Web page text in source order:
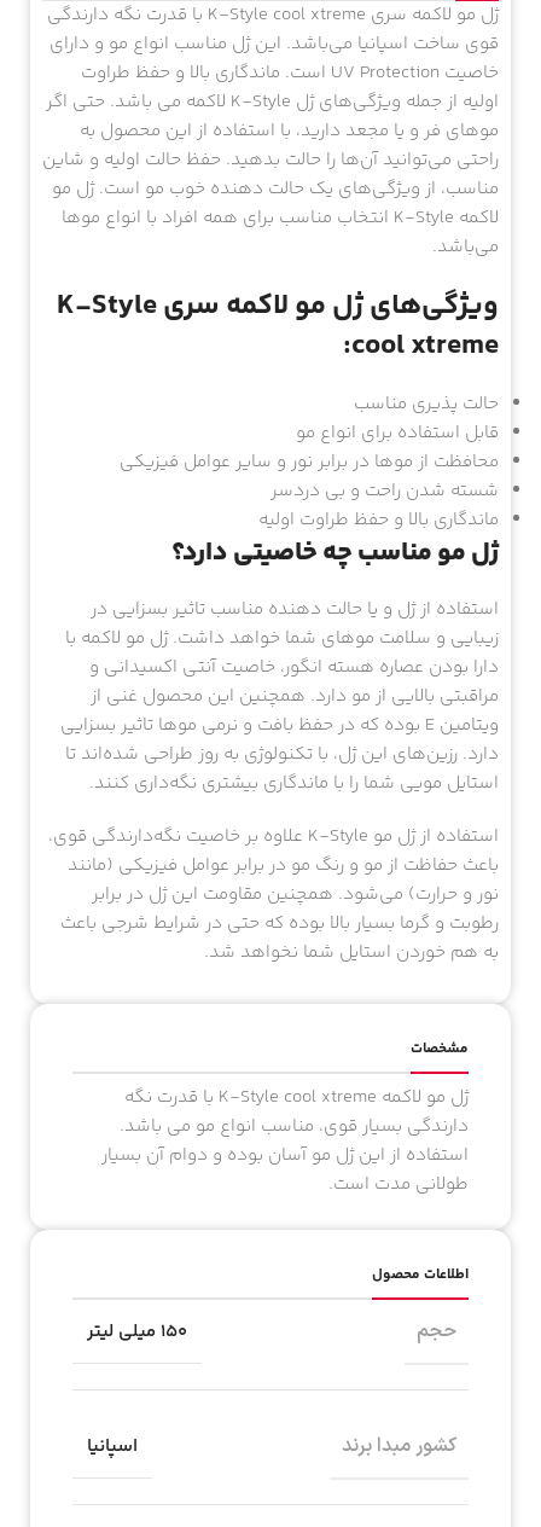
ژل مو لاکمه سری K-Style cool xtreme با قدرت نگه دارندگی
قوی ساخت اسپانیا می‌باشد. این ژل مناسب انواع مو و دارای
خاصیت UV Protection است. ماندگاری بالا و حفظ طراوت
اولیه از جمله ویژگی‌های ژل K-Style لاکمه می باشد. حتی اگر
موهای فر و یا مجعد دارید، با استفاده از این محصول به
راحتی می‌توانید آن‌ها را حالت بدهید. حفظ حالت اولیه و شاین
مناسب، از ویژگی‌های یک حالت دهنده خوب مو است. ژل مو
لاکمه K-Style انتخاب مناسب برای همه افراد با انواع موها
می‌باشد.
ویژگی‌های ژل مو لاکمه سری K-Style
cool xtreme:
حالت پذیری مناسب
قابل استفاده برای انواع مو
محافظت از موها در برابر نور و سایر عوامل فیزیکی
شسته شدن راحت و بی دردسر
ماندگاری بالا و حفظ طراوت اولیه
ژل مو مناسب چه خاصیتی دارد؟
استفاده از ژل و یا حالت دهنده مناسب تاثیر بسزایی در
زیبایی و سلامت موهای شما خواهد داشت. ژل مو لاکمه با
دارا بودن عصاره هسته انگور، خاصیت آنتی اکسیدانی و
مراقبتی بالایی از مو دارد. همچنین این محصول غنی از
ویتامین E بوده که در حفظ بافت و نرمی موها تاثیر بسزایی
دارد. رزین‌های این ژل، با تکنولوژی به روز طراحی شده‌اند تا
استایل مویی شما را با ماندگاری بیشتری نگه‌داری کنند.
استفاده از ژل مو K-Style علاوه بر خاصیت نگه‌دارندگی قوی،
باعث حفاظت از مو و رنگ مو در برابر عوامل فیزیکی (مانند
نور و حرارت) می‌شود. همچنین مقاومت این ژل در برابر
رطوبت و گرما بسیار بالا بوده که حتی در شرایط شرجی باعث
به هم خوردن استایل شما نخواهد شد.
مشخصات
ژل مو لاکمه K-Style cool xtreme با قدرت نگه
دارندگی بسیار قوی، مناسب انواع مو می باشد.
استفاده از این ژل مو آسان بوده و دوام آن بسیار
طولانی مدت است.
اطلاعات محصول
حجم ۱۵۰ میلی لیتر
کشور مبدا برند اسپانیا